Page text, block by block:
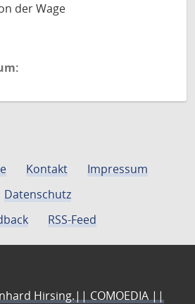
der Wage
Kontakt
Impressum
Datenschutz
RSS-Feed
Hirsing.|| COMOEDIA ||